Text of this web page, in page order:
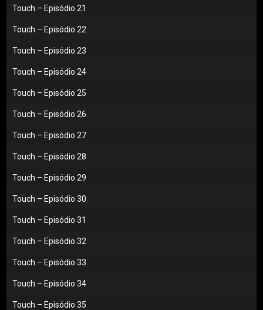
Touch – Episódio 21
Touch – Episódio 22
Touch – Episódio 23
Touch – Episódio 24
Touch – Episódio 25
Touch – Episódio 26
Touch – Episódio 27
Touch – Episódio 28
Touch – Episódio 29
Touch – Episódio 30
Touch – Episódio 31
Touch – Episódio 32
Touch – Episódio 33
Touch – Episódio 34
Touch – Episódio 35